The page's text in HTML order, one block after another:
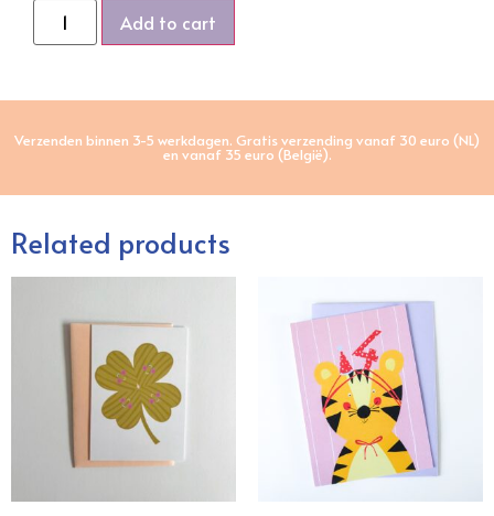
Add to cart
Verzenden binnen 3-5 werkdagen. Gratis verzending vanaf 30 euro (NL)
en vanaf 35 euro (België).
Related products